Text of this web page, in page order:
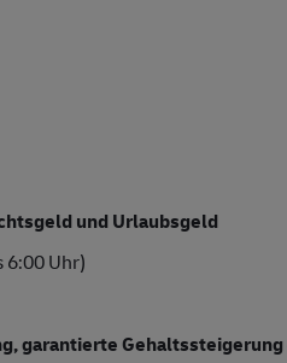
und Urlaubsgeld
6:00 Uhr)
garantierte Gehaltssteigerung